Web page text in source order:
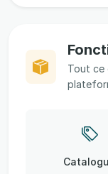
Tout ce